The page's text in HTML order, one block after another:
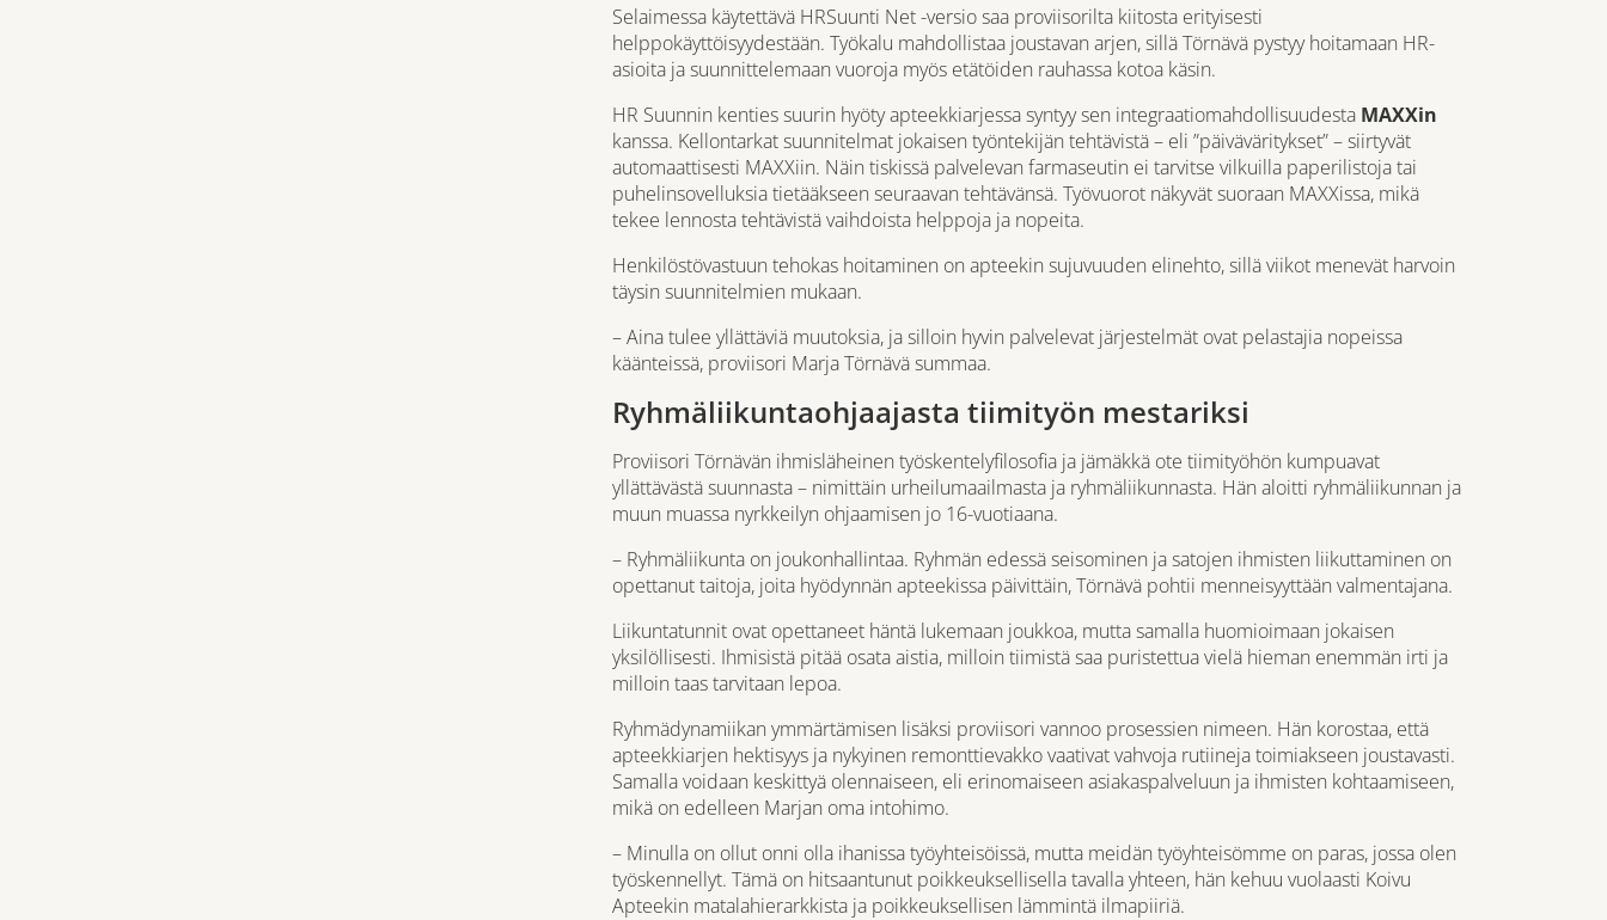
Selaimessa käytettävä HRSuunti Net -versio saa proviisorilta kiitosta erityisesti
helppokäyttöisyydestään. Työkalu mahdollistaa joustavan arjen, sillä Törnävä pystyy hoitamaan HR-
asioita ja suunnittelemaan vuoroja myös etätöiden rauhassa kotoa käsin.
HR Suunnin kenties suurin hyöty apteekkiarjessa syntyy sen integraatiomahdollisuudesta MAXXin
kanssa. Kellontarkat suunnitelmat jokaisen työntekijän tehtävistä – eli ”päiväväritykset” – siirtyvät
automaattisesti MAXXiin. Näin tiskissä palvelevan farmaseutin ei tarvitse vilkuilla paperilistoja tai
puhelinsovelluksia tietääkseen seuraavan tehtävänsä. Työvuorot näkyvät suoraan MAXXissa, mikä
tekee lennosta tehtävistä vaihdoista helppoja ja nopeita.
Henkilöstövastuun tehokas hoitaminen on apteekin sujuvuuden elinehto, sillä viikot menevät harvoin
täysin suunnitelmien mukaan.
– Aina tulee yllättäviä muutoksia, ja silloin hyvin palvelevat järjestelmät ovat pelastajia nopeissa
käänteissä, proviisori Marja Törnävä summaa.
Ryhmäliikuntaohjaajasta tiimityön mestariksi
Proviisori Törnävän ihmisläheinen työskentelyfilosofia ja jämäkkä ote tiimityöhön kumpuavat
yllättävästä suunnasta – nimittäin urheilumaailmasta ja ryhmäliikunnasta. Hän aloitti ryhmäliikunnan ja
muun muassa nyrkkeilyn ohjaamisen jo 16-vuotiaana.
– Ryhmäliikunta on joukonhallintaa. Ryhmän edessä seisominen ja satojen ihmisten liikuttaminen on
opettanut taitoja, joita hyödynnän apteekissa päivittäin, Törnävä pohtii menneisyyttään valmentajana.
Liikuntatunnit ovat opettaneet häntä lukemaan joukkoa, mutta samalla huomioimaan jokaisen
yksilöllisesti. Ihmisistä pitää osata aistia, milloin tiimistä saa puristettua vielä hieman enemmän irti ja
milloin taas tarvitaan lepoa.
Ryhmädynamiikan ymmärtämisen lisäksi proviisori vannoo prosessien nimeen. Hän korostaa, että
apteekkiarjen hektisyys ja nykyinen remonttievakko vaativat vahvoja rutiineja toimiakseen joustavasti.
Samalla voidaan keskittyä olennaiseen, eli erinomaiseen asiakaspalveluun ja ihmisten kohtaamiseen,
mikä on edelleen Marjan oma intohimo.
– Minulla on ollut onni olla ihanissa työyhteisöissä, mutta meidän työyhteisömme on paras, jossa olen
työskennellyt. Tämä on hitsaantunut poikkeuksellisella tavalla yhteen, hän kehuu vuolaasti Koivu
Apteekin matalahierarkkista ja poikkeuksellisen lämmintä ilmapiiriä.